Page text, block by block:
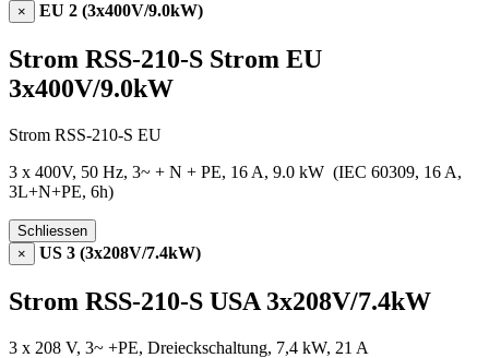
×
EU 2 (3x400V/9.0kW)
Strom RSS-210-S Strom EU
3x400V/9.0kW
Strom RSS-210-S EU
3 x 400V, 50 Hz, 3~ + N + PE, 16 A, 9.0 kW (IEC 60309, 16 A,
3L+N+PE, 6h)
Schliessen
×
US 3 (3x208V/7.4kW)
Strom RSS-210-S USA 3x208V/7.4kW
3 x 208 V, 3~ +PE, Dreieckschaltung, 7,4 kW, 21 A